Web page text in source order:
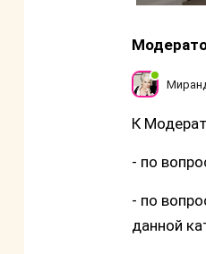
К
- по
- по
данной